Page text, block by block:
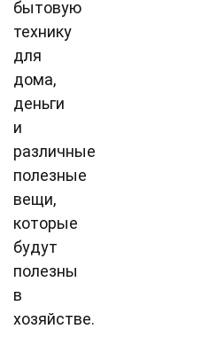
бытовую
технику
для
дома,
деньги
и
различные
полезные
вещи,
которые
будут
полезны
в
хозяйстве.